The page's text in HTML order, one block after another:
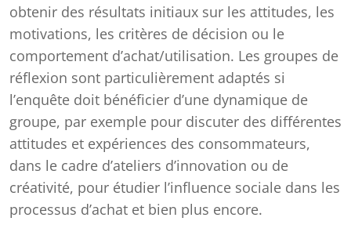
obtenir des résultats initiaux sur les attitudes, les
motivations, les critères de décision ou le
comportement d’achat/utilisation. Les groupes de
réflexion sont particulièrement adaptés si
l’enquête doit bénéficier d’une dynamique de
groupe, par exemple pour discuter des différentes
attitudes et expériences des consommateurs,
dans le cadre d’ateliers d’innovation ou de
créativité, pour étudier l’influence sociale dans les
processus d’achat et bien plus encore.